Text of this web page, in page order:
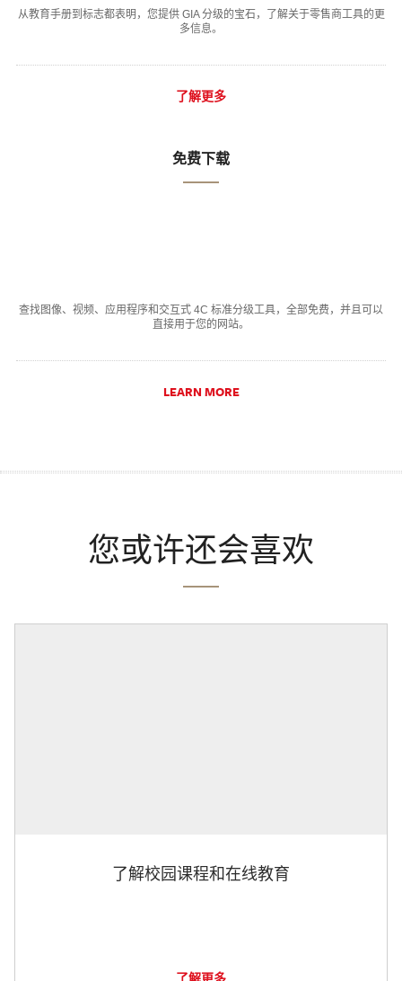
从教育手册到标志都表明，您提供 GIA 分级的宝石，了解关于零售商工具的更
多信息。
了解更多
免费下载
查找图像、视频、应用程序和交互式 4C 标准分级工具，全部免费，并且可以
直接用于您的网站。
LEARN MORE
您或许还会喜欢
了解校园课程和在线教育